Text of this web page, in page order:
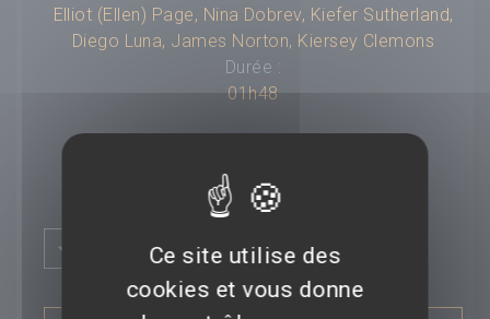
Elliot (Ellen) Page, Nina Dobrev, Kiefer Sutherland,
Diego Luna, James Norton, Kiersey Clemons
Durée :
01h48
Flatliners
Compositeur :
Budget :---
Box-office mondial :
Classification :
Ce site utilise des
cookies et vous donne